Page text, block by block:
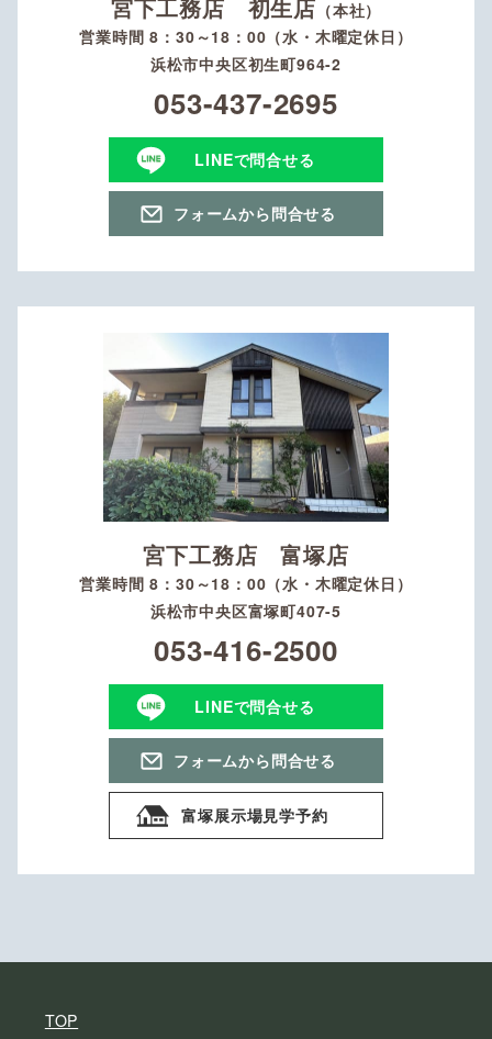
宮下工務店 初生店 （本社）
営業時間 8：30～18：00（水・木曜定休日）
浜松市中央区初生町964-2
053-437-2695
LINEで問合せる
フォームから問合せる
宮下工務店 富塚店
営業時間 8：30～18：00（水・木曜定休日）
浜松市中央区富塚町407-5
053-416-2500
LINEで問合せる
フォームから問合せる
富塚展示場見学予約
TOP